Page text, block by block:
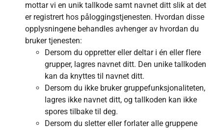
mottar vi en unik tallkode samt navnet ditt slik at det
er registrert hos påloggingstjenesten. Hvordan disse
opplysningene behandles avhenger av hvordan du
bruker tjenesten:
Dersom du oppretter eller deltar i én eller flere
grupper, lagres navnet ditt. Den unike tallkoden
kan da knyttes til navnet ditt.
Dersom du ikke bruker gruppefunksjonaliteten,
lagres ikke navnet ditt, og tallkoden kan ikke
spores tilbake til deg.
Dersom du sletter eller forlater alle gruppene